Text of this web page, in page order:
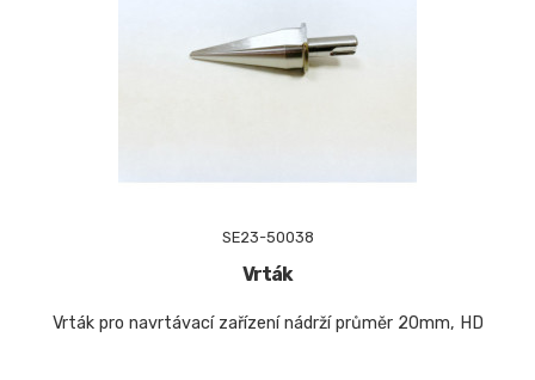
SE23-50038
Vrták
Vrták pro navrtávací zařízení nádrží průměr 20mm, HD